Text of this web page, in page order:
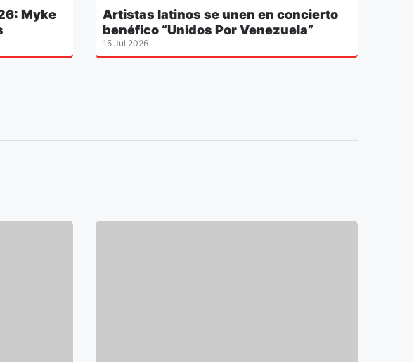
Myke
Artistas latinos se unen en concierto
benéfico “Unidos Por Venezuela”
15 Jul 2026